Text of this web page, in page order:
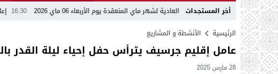
أخر المستجدات
مقررات الدورة العادية لشهر ماي المنعقدة يوم الأربعاء 06 ماي 2026 16:30 إعلان عن مزايدة
الرئيسية
الأنشطة و المشاريع
عامل إقليم جرسيف يترأس حفل إحياء ليلة القدر
28 مارس 2025